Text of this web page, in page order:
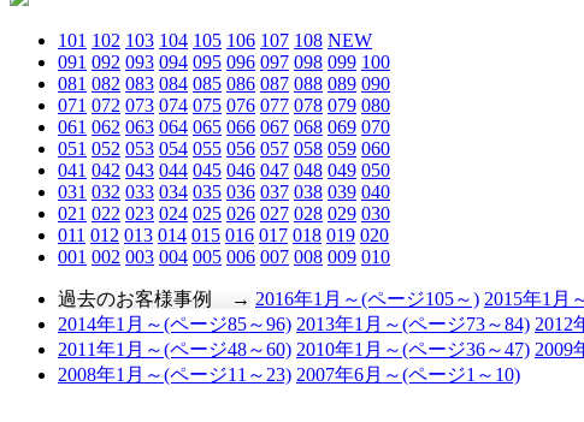
101 102 103 104 105 106 107 108 NEW
091 092 093 094 095 096 097 098 099 100
081 082 083 084 085 086 087 088 089 090
071 072 073 074 075 076 077 078 079 080
061 062 063 064 065 066 067 068 069 070
051 052 053 054 055 056 057 058 059 060
041 042 043 044 045 046 047 048 049 050
031 032 033 034 035 036 037 038 039 040
021 022 023 024 025 026 027 028 029 030
011 012 013 014 015 016 017 018 019 020
001 002 003 004 005 006 007 008 009 010
過去のお客様事例 → 2016年1月～(ページ105～) 2015年1月
2014年1月～(ページ85～96) 2013年1月～(ページ73～84) 2012
2011年1月～(ページ48～60) 2010年1月～(ページ36～47) 2009
2008年1月～(ページ11～23) 2007年6月～(ページ1～10)